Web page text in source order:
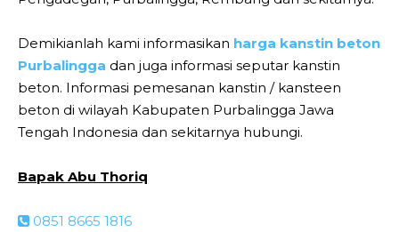
Demikianlah kami informasikan harga kanstin beton
Purbalingga dan juga informasi seputar kanstin
beton. Informasi pemesanan kanstin / kansteen
beton di wilayah Kabupaten Purbalingga Jawa
Tengah Indonesia dan sekitarnya hubungi.
Bapak Abu Thoriq
0851 8665 1816